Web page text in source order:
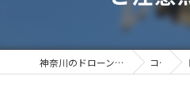
神奈川のドローンならD・C・ドローン厚木 コラム